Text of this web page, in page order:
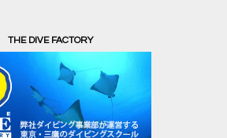
THE DIVE FACTORY